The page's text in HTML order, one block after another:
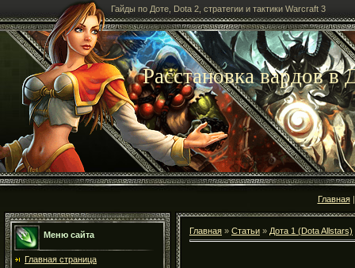
Гайды по Доте, Dota 2, стратегии и тактики Warcraft 3
Расстановка вардов в
Главная
Меню сайта
Главная страница
Главная » Статьи » Дота 1 (Dota Allstars)